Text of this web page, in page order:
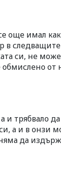
още имал
в следващите
си, не
от
и трябвало
а и в онзи
да